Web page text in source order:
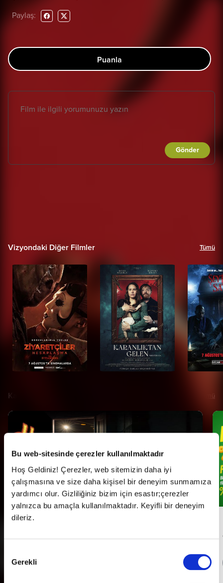
Bu web-sitesinde çerezler kullanılmaktadır
Hoş Geldiniz! Çerezler, web sitemizin daha iyi
çalışmasına ve size daha kişisel bir deneyim sunmamıza
yardımcı olur. Gizliliğiniz bizim için esastır;çerezler
yalnızca bu amaçla kullanılmaktadır. Keyifli bir deneyim
dileriz.
Seçimi
Gerekli
Paylaş:
Puanla
Gönder
Vizyondaki Diğer Filmler Tümü
Kampanyalar Tümü
Her Pazartesi Halk Günü!